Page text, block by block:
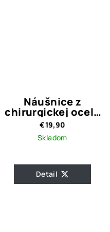
Náušnice z
chirurgickej ocele
DOUBLE HEART
€19,90
Skladom
Detail